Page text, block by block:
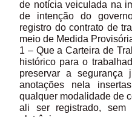
de notícia veiculada na
de intenção do
registro do contrato de
meio de Medida
1 – Que a Carteira de
histórico para o
preservar a segurança
anotações nela
qualquer modalidade de
ali ser registrado, sem